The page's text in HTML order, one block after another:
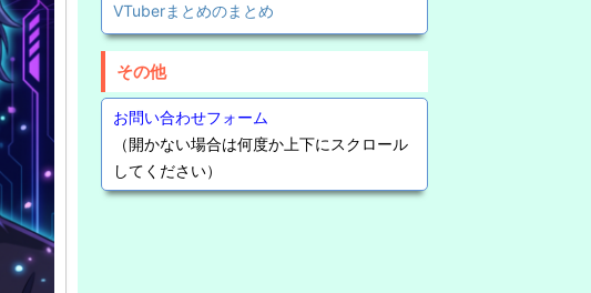
VTuberまとめのまとめ
その他
お問い合わせフォーム
（開かない場合は何度か上下にスクロール
してください）